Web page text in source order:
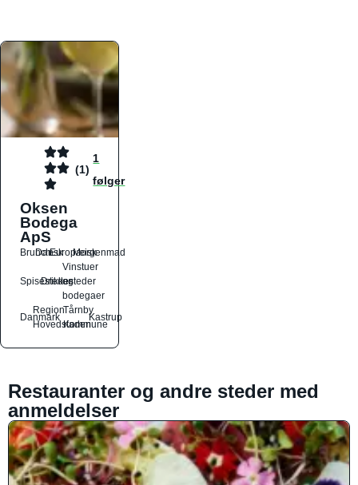
(1)
1
følger
Oksen
Bodega
ApS
Brunch
DanskEuropæiskMorgenmad
Spisesteder
Drikkesteder
Vinstuer
og
bodegaer
Danmark
Region
Hovedstaden
Tårnby
Kommune
Kastrup
Restauranter og andre steder med
anmeldelser